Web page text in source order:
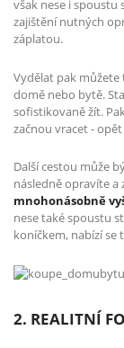
však nese i
zajištění nutných
záplatou.
Vydělat pak můžete
domě nebo bytě.
sofistikovaně žít.
začnou vracet -
Další cestou může
následně opravíte a
mnohonásobně
nese také spoustu
koníčkem, nabízí se
2. REALITNÍ